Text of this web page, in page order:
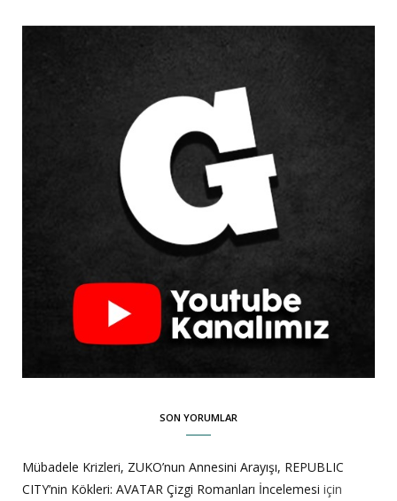
SON YORUMLAR
Mübadele Krizleri, ZUKO’nun Annesini Arayışı, REPUBLIC
CITY’nin Kökleri: AVATAR Çizgi Romanları İncelemesi için